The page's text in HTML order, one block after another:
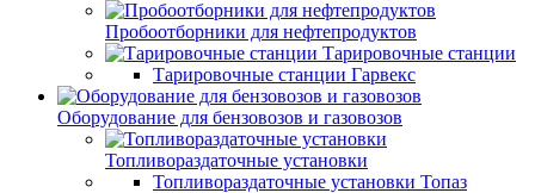
Пробоотборники для нефтепродуктов
Тарировочные станции
Тарировочные станции Гарвекс
Оборудование для бензовозов и газовозов
Топливораздаточные установки
Топливораздаточные установки Топаз